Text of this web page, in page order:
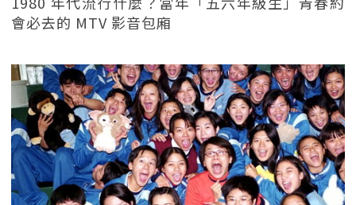
會必去的 MTV 影音包廂